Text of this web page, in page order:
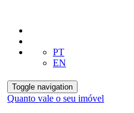
PT
EN
Toggle navigation
Quanto vale o seu imóvel